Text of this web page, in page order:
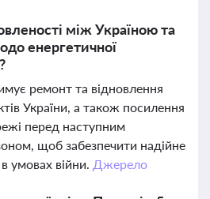
між Україною та
енергетичної
ремонт та відновлення
України, а також посилення
перед наступним
щоб забезпечити надійне
умовах війни. Джерело